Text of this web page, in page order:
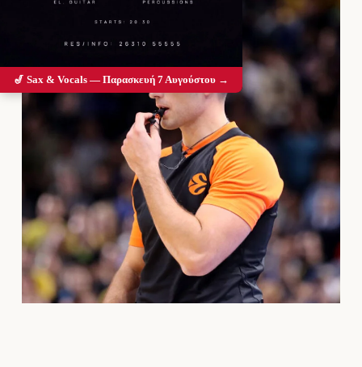
🎷 Sax & Vocals — Παρασκευή 7 Αυγούστου →